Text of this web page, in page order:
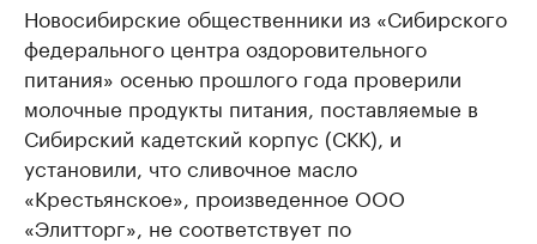
Новосибирские общественники из «Сибирского
федерального центра оздоровительного
питания» осенью прошлого года проверили
молочные продукты питания, поставляемые в
Сибирский кадетский корпус (СКК), и
установили, что сливочное масло
«Крестьянское», произведенное ООО
«Элитторг», не соответствует по